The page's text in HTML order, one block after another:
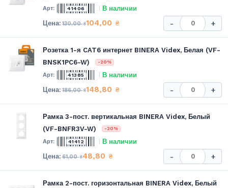
41406 В наличии
130,00₴104,00 ₴ - +
Розетка 1-я CAT6 интернет BINERA Videx, Белая (VF-
BNSK1PC6-W)
-20%
41385 В наличии
186,00₴148,80 ₴ - +
Рамка 3-пост. вертикальная BINERA Videx, Белый
(VF-BNFR3V-W)
-20%
41412 В наличии
61,00₴48,80 ₴ - +
Рамка 2-пост. горизонтальная BINERA Videx, Белый